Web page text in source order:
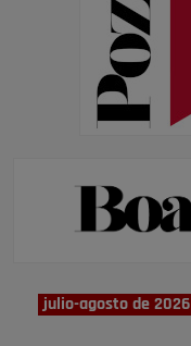
julio-agosto de 2026